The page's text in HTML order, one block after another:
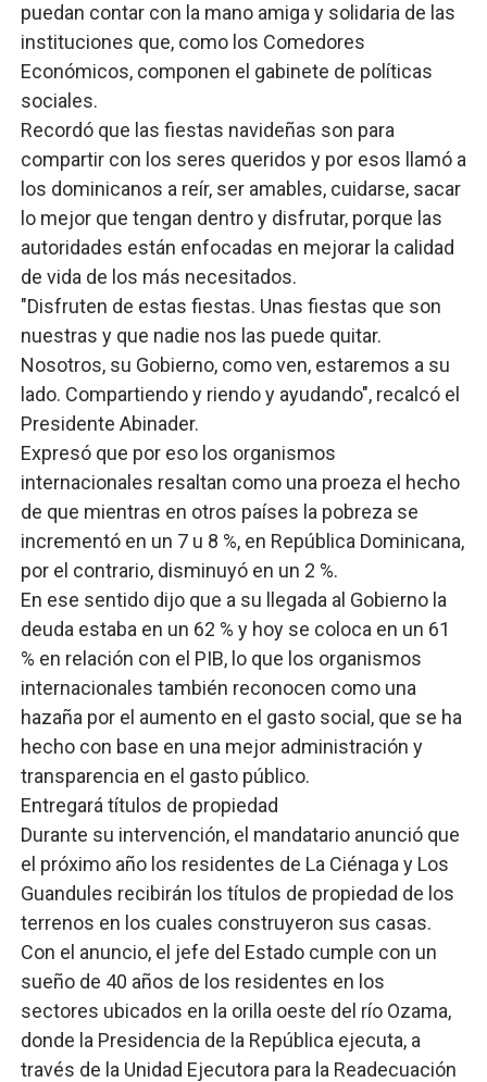
puedan contar con la mano amiga y solidaria de las
instituciones que, como los Comedores
Económicos, componen el gabinete de políticas
sociales.
Recordó que las fiestas navideñas son para
compartir con los seres queridos y por esos llamó a
los dominicanos a reír, ser amables, cuidarse, sacar
lo mejor que tengan dentro y disfrutar, porque las
autoridades están enfocadas en mejorar la calidad
de vida de los más necesitados.
"Disfruten de estas fiestas. Unas fiestas que son
nuestras y que nadie nos las puede quitar.
Nosotros, su Gobierno, como ven, estaremos a su
lado. Compartiendo y riendo y ayudando", recalcó el
Presidente Abinader.
Expresó que por eso los organismos
internacionales resaltan como una proeza el hecho
de que mientras en otros países la pobreza se
incrementó en un 7 u 8 %, en República Dominicana,
por el contrario, disminuyó en un 2 %.
En ese sentido dijo que a su llegada al Gobierno la
deuda estaba en un 62 % y hoy se coloca en un 61
% en relación con el PIB, lo que los organismos
internacionales también reconocen como una
hazaña por el aumento en el gasto social, que se ha
hecho con base en una mejor administración y
transparencia en el gasto público.
Entregará títulos de propiedad
Durante su intervención, el mandatario anunció que
el próximo año los residentes de La Ciénaga y Los
Guandules recibirán los títulos de propiedad de los
terrenos en los cuales construyeron sus casas.
Con el anuncio, el jefe del Estado cumple con un
sueño de 40 años de los residentes en los
sectores ubicados en la orilla oeste del río Ozama,
donde la Presidencia de la República ejecuta, a
través de la Unidad Ejecutora para la Readecuación